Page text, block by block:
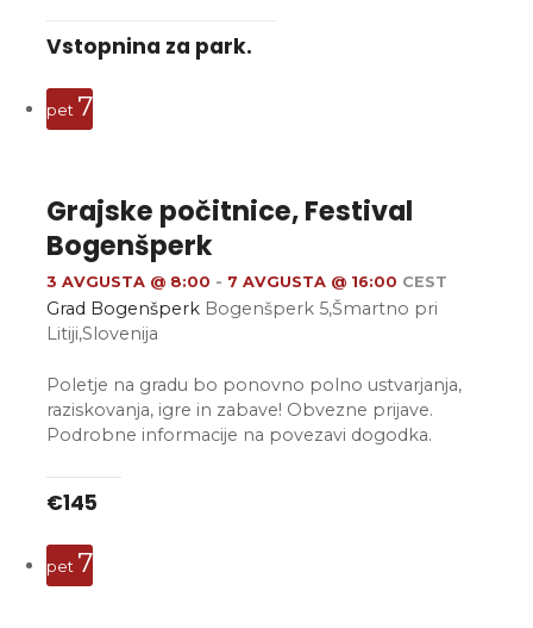
Vstopnina za park.
pet 7
Grajske počitnice, Festival
Bogenšperk
3 AVGUSTA @ 8:00 - 7 AVGUSTA @ 16:00 CEST
Grad Bogenšperk Bogenšperk 5,Šmartno pri
Litiji,Slovenija
Poletje na gradu bo ponovno polno ustvarjanja,
raziskovanja, igre in zabave! Obvezne prijave.
Podrobne informacije na povezavi dogodka.
€145
pet 7